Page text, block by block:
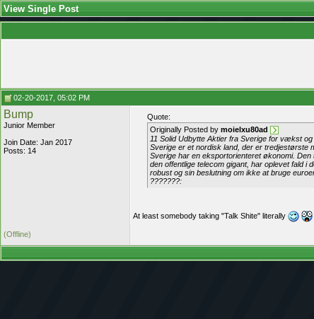
View Single Post
02-20-2017, 05:02 PM
Bump
Junior Member
Join Date: Jan 2017
Posts: 14
Quote:
Originally Posted by moielxu80ad
11 Solid Udbytte Aktier fra Sverige for vækst
Sverige er et nordisk land, der er tredjestørste
Sverige har en eksportorienteret økonomi.
den offentlige telecom gigant, har oplevet fald
robust og sin beslutning om ikke at bruge
???????:
At least somebody taking "Talk Shite" literally
(Offline)